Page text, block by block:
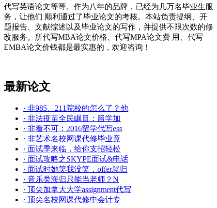
代写英语论文等等。作为八年的品牌，已经为几万名毕业生服
务，让他们 顺利通过了毕业论文的考核。本站负责提纲、开
题报告、文献综述以及毕业论文的写作，并提供不限次数的修
改服务。所代写MBA论文价格、代写MPA论文费 用、代写
EMBA论文价钱都是最实惠的，欢迎咨询！
最新论文
· 非985、211院校的怎么了？他
· 非法疫苗全民瞩目：留学加
· 非看不可：2016留学代写ess
· 非艺术名校网课代修毕业竟
· 面试季来临，给你支招轻松
· 面试攻略之SKYPE面试&电话
· 面试时她笑我没笑，offer就归
· 音乐类海归只能当老师？N
· 顶尖加拿大大学assignment代写
· 顶尖名校网课代修中会计专